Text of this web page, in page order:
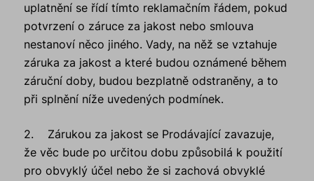
uplatnění se řídí tímto reklamačním řádem, pokud
potvrzení o záruce za jakost nebo smlouva
nestanoví něco jiného. Vady, na něž se vztahuje
záruka za jakost a které budou oznámené během
záruční doby, budou bezplatně odstraněny, a to
při splnění níže uvedených podmínek.
2. Zárukou za jakost se Prodávající zavazuje,
že věc bude po určitou dobu způsobilá k použití
pro obvyklý účel nebo že si zachová obvyklé